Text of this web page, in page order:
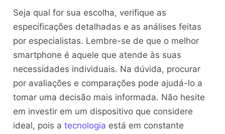
Seja qual for sua escolha, verifique as
especificações detalhadas e as análises feitas
por especialistas. Lembre-se de que o melhor
smartphone é aquele que atende às suas
necessidades individuais. Na dúvida, procurar
por avaliações e comparações pode ajudá-lo a
tomar uma decisão mais informada. Não hesite
em investir em um dispositivo que considere
ideal, pois a tecnologia está em constante